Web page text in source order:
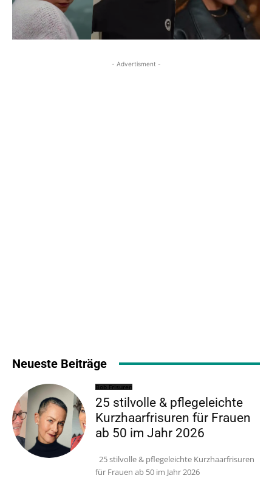
- Advertisment -
Neueste Beiträge
Bob Frisuren
25 stilvolle & pflegeleichte
Kurzhaarfrisuren für Frauen
ab 50 im Jahr 2026
25 stilvolle & pflegeleichte Kurzhaarfrisuren
für Frauen ab 50 im Jahr 2026